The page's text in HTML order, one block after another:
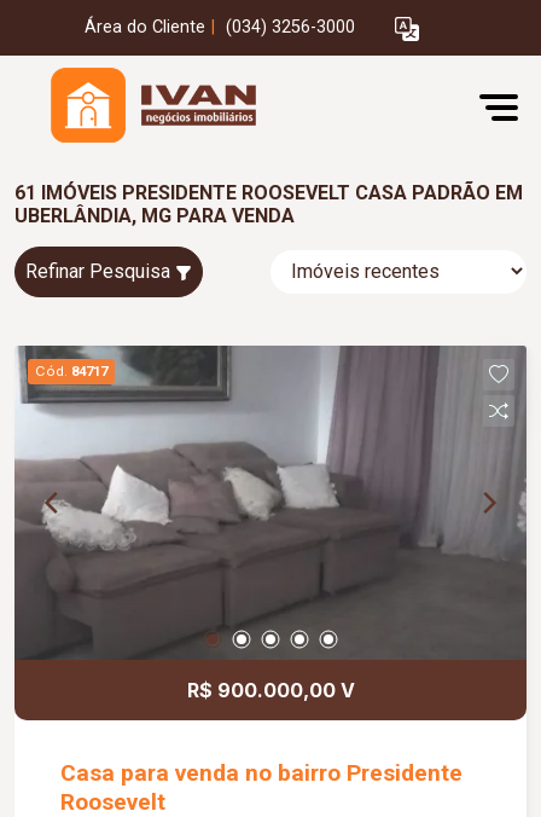
Área do Cliente (034) 3256-3000
61 IMÓVEIS PRESIDENTE ROOSEVELT CASA PADRÃO EM
UBERLÂNDIA, MG PARA VENDA
Refinar Pesquisa
Cód. 84717
R$ 900.000,00 V
Casa para venda no bairro Presidente
Roosevelt